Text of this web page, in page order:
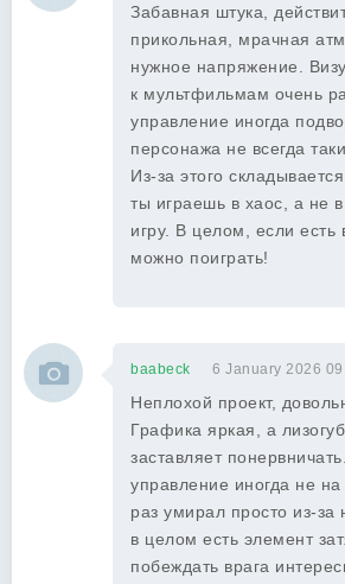
Забавная штука,
прикольная, мрачная
нужное напряжение.
к мультфильмам очень
управление иногда
персонажа не всегда
Из-за этого
ты играешь в хаос, а не
игру. В целом, если есть
можно поиграть!
baabeck 6 January 2026
Неплохой проект,
Графика яркая, а
заставляет
управление иногда не
раз умирал просто из-за
в целом есть элемент
побеждать врага